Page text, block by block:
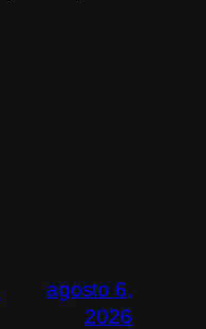
agosto 6,
2026